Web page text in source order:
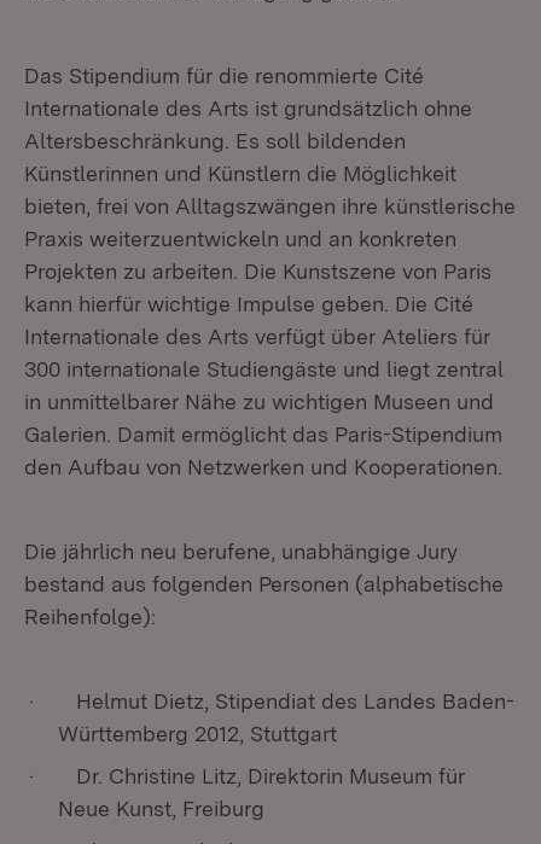
Das Stipendium für die renommierte Cité
Internationale des Arts ist grundsätzlich ohne
Altersbeschränkung. Es soll bildenden
Künstlerinnen und Künstlern die Möglichkeit
bieten, frei von Alltagszwängen ihre künstlerische
Praxis weiterzuentwickeln und an konkreten
Projekten zu arbeiten. Die Kunstszene von Paris
kann hierfür wichtige Impulse geben. Die Cité
Internationale des Arts verfügt über Ateliers für
300 internationale Studiengäste und liegt zentral
in unmittelbarer Nähe zu wichtigen Museen und
Galerien. Damit ermöglicht das Paris-Stipendium
den Aufbau von Netzwerken und Kooperationen.
Die jährlich neu berufene, unabhängige Jury
bestand aus folgenden Personen (alphabetische
Reihenfolge):
· Helmut Dietz, Stipendiat des Landes Baden-
Württemberg 2012, Stuttgart
· Dr. Christine Litz, Direktorin Museum für
Neue Kunst, Freiburg